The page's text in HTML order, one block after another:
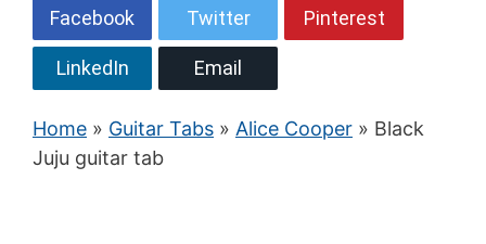
Facebook Twitter Pinterest
LinkedIn Email
Home » Guitar Tabs » Alice Cooper » Black
Juju guitar tab